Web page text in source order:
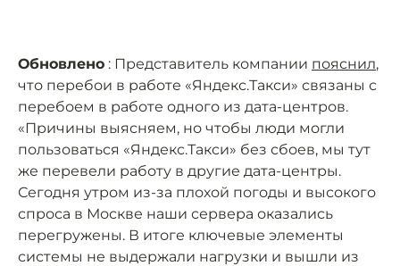
Обновлено : Представитель компании пояснил,
что перебои в работе «Яндекс.Такси» связаны с
перебоем в работе одного из дата-центров.
«Причины выясняем, но чтобы люди могли
пользоваться «Яндекс.Такси» без сбоев, мы тут
же перевели работу в другие дата-центры.
Сегодня утром из-за плохой погоды и высокого
спроса в Москве наши сервера оказались
перегружены. В итоге ключевые элементы
системы не выдержали нагрузки и вышли из